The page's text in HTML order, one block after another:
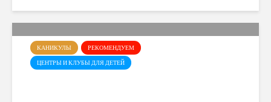
КАНИКУЛЫ
РЕКОМЕНДУЕМ
ЦЕНТРЫ И КЛУБЫ ДЛЯ ДЕТЕЙ